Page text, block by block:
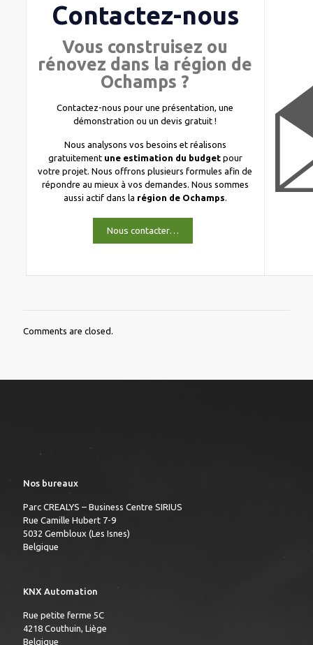
Contactez-nous
Vous construisez ou
rénovez dans la région de
Ochamps ?
Contactez-nous pour une présentation, une
démonstration ou un devis gratuit !
Nous analysons vos besoins et réalisons
gratuitement une estimation du budgetpour
votre projet. Nous offrons plusieurs formules afin de
répondre au mieux à vos demandes. Nous sommes
aussi actif dans la région de Ochamps.
Nous contacter…
Comments are closed.
Nos bureaux
Parc CREALYS – Business Centre SIRIUS
Rue Camille Hubert 7-9
5032 Gembloux (Les Isnes)
Belgique
KNX Automation
Rue petite ferme 5C
4218 Couthuin, Liège
Belgique